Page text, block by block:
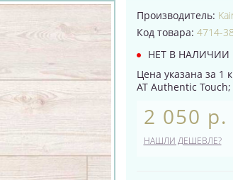
Производитель:
Код товара: 4714-38
НЕТ В НАЛИЧИИ
Цена указана за 1
AT Authentic
2 050 р.
НАШЛИ ДЕШЕВЛЕ?